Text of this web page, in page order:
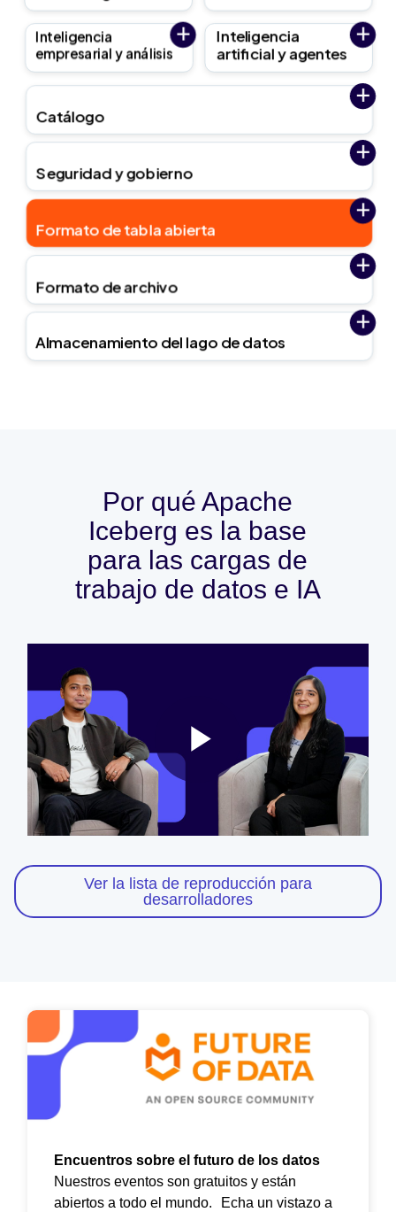
Por qué Apache
Iceberg es la base
para las cargas de
trabajo de datos e IA
Play
Video
Ver la lista de reproducción para
desarrolladores
Encuentros sobre el futuro de los datos
Nuestros eventos son gratuitos y están
abiertos a todo el mundo. Echa un vistazo a